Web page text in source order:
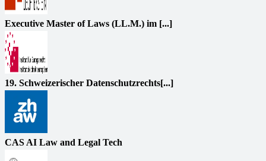
Executive Master of Laws (LL.M.) im [...]
19. Schweizerischer Datenschutzrechts[...]
CAS AI Law and Legal Tech